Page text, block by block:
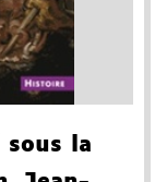
sous la